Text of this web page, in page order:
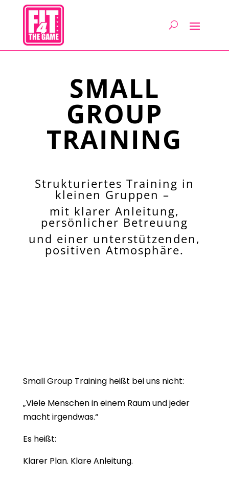
SMALL
GROUP
TRAINING
Strukturiertes Training in
kleinen Gruppen –
mit klarer Anleitung,
persönlicher Betreuung
und einer unterstützenden,
positiven Atmosphäre.
Small Group Training heißt bei uns nicht:
„Viele Menschen in einem Raum und jeder
macht irgendwas.“
Es heißt:
Klarer Plan. Klare Anleitung.